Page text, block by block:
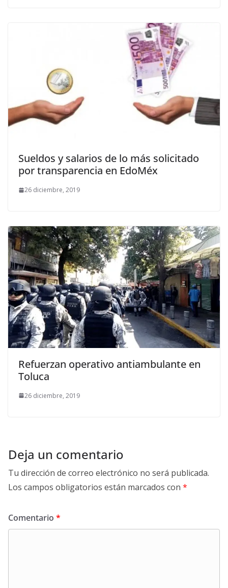
Sueldos y salarios de lo más solicitado
por transparencia en EdoMéx
26 diciembre, 2019
Refuerzan operativo antiambulante en
Toluca
26 diciembre, 2019
Deja un comentario
Tu dirección de correo electrónico no será publicada.
Los campos obligatorios están marcados con *
Comentario *